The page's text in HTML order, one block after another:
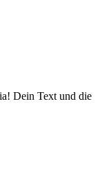
Dein Text und die